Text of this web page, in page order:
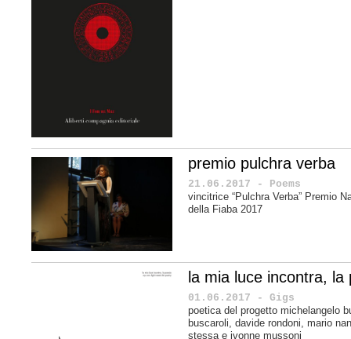
premio pulchra verba
21.06.2017 - Poems
vincitrice “Pulchra Verba” Premio
della Fiaba 2017
la mia luce incontra, la
01.06.2017 - Gigs
poetica del progetto michelangelo
buscaroli, davide rondoni, mario
stessa e ivonne mussoni